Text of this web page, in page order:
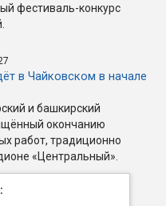
фестиваль-конкурс
в Чайковском в начале
и башкирский
окончанию
работ, традиционно
«Центральный».